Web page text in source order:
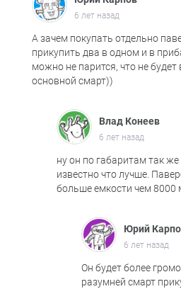
6 лет назад
А зачем покупать отдельно
прикупить два в одном и в
можно не парится, что не
основной смарт))
Влад Конеев
6 лет назад
ну он по габаритам так
известно что лучше.
больше емкости чем 8000
Юрий
6 лет назад
Он будет более
разумней смарт